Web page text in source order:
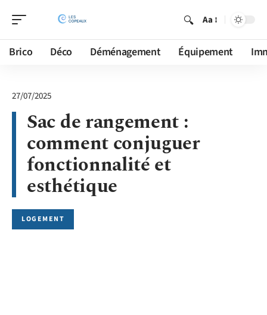
Aa
Brico Déco Déménagement Équipement
27/07/2025
Sac de rangement :
comment conjuguer
fonctionnalité et
esthétique
LOGEMENT